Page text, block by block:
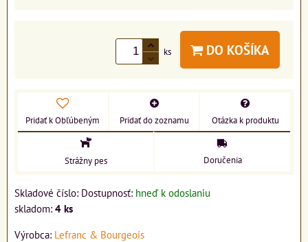
ks DO KOŠÍKA
Pridať k Obľúbeným Pridať do zoznamu Otázka k produktu
Strážny pes Doručenia
Skladové číslo: Dostupnosť: hneď k odoslaniu
skladom: 4 ks
Výrobca: Lefranc & Bourgeois